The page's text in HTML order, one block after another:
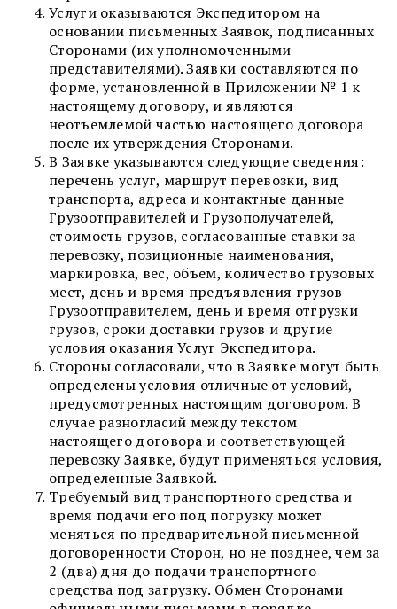
Услуги оказываются Экспедитором на
основании письменных Заявок, подписанных
Сторонами (их уполномоченными
представителями). Заявки составляются по
форме, установленной в Приложении № 1 к
настоящему договору, и являются
неотъемлемой частью настоящего договора
после их утверждения Сторонами.
В Заявке указываются следующие сведения:
перечень услуг, маршрут перевозки, вид
транспорта, адреса и контактные данные
Грузоотправителей и Грузополучателей,
стоимость грузов, согласованные ставки за
перевозку, позиционные наименования,
маркировка, вес, объем, количество грузовых
мест, день и время предъявления грузов
Грузоотправителем, день и время отгрузки
грузов, сроки доставки грузов и другие
условия оказания Услуг Экспедитора.
Стороны согласовали, что в Заявке могут быть
определены условия отличные от условий,
предусмотренных настоящим договором. В
случае разногласий между текстом
настоящего договора и соответствующей
перевозку Заявке, будут применяться условия,
определенные Заявкой.
Требуемый вид транспортного средства и
время подачи его под погрузку может
меняться по предварительной письменной
договоренности Сторон, но не позднее, чем за
2 (два) дня до подачи транспортного
средства под загрузку. Обмен Сторонами